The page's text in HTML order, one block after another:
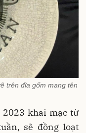
trên đĩa gốm mang tên
khai mạc từ
sẽ đồng loạt